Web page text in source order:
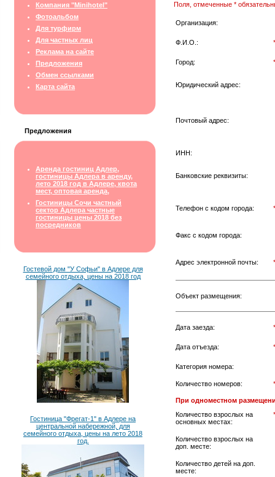
Компания "Minihotel"
Фотоальбом
Для турфирм
Для частных лиц
Реклама на сайте
Предложения
Обмен ссылками
Карта сайта
Предложения
Аренда гостиниц Адлер,
гостиницы Адлера в аренду,
лето 2018 год в Адлере, квота
мест, оптовая аренда,
Гостиницы Сочи частный
сектор Адлера частные
гостиницы цены 2018 без
посредников
Гостевой дом "У Софьи" в Адлере для
семейного отдыха, цены на 2018 год
Гостиница "Фрегат-1" в Адлере на
центральной набережной, для
семейного отдыха, цены на лето 2018
год.
Поля, отмеченные *
Организация:
Ф.И.О.: *
Город: *
Юридический адрес:
Почтовый адрес:
ИНН:
Банковские реквизиты:
Телефон с кодом города: *
Факс с кодом города:
Адрес электронной почты: *
Объект размещения:
Дата заезда: *
Дата отъезда: *
Категория номера:
Количество номеров: *
При одноместном
Количество взрослых на
основных местах:
*
Количество взрослых на
доп. месте:
Количество детей на доп.
месте: